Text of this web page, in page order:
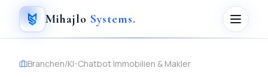
Mihajlo Systems.
Branchen/KI-Chatbot Immobilien & Makler